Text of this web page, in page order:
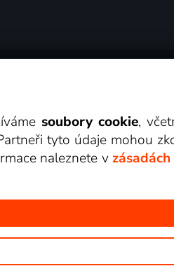
soubory cookie,
tyto údaje mohou
naleznete v